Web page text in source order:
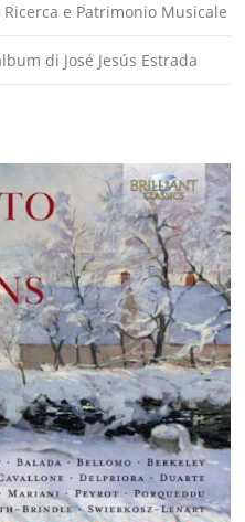
e Patrimonio Musicale
di José Jesús Estrada